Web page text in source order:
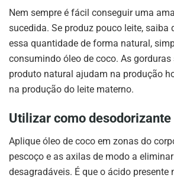
Nem sempre é fácil conseguir uma
sucedida. Se produz pouco leite, saiba
essa quantidade de forma natural,
consumindo óleo de coco. As
produto natural ajudam na produção
na ​​produção do leite materno.
Utilizar como desodorizante
Aplique óleo de coco em zonas do
pescoço e as axilas de modo a
desagradáveis. É que o ácido presente